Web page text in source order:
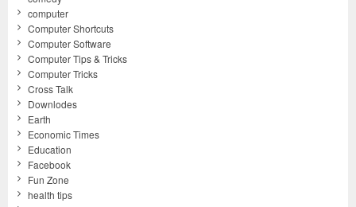
computer
Computer Shortcuts
Computer Software
Computer Tips & Tricks
Computer Tricks
Cross Talk
Downlodes
Earth
Economic Times
Education
Facebook
Fun Zone
health tips